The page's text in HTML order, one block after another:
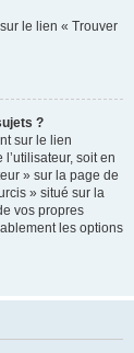
le lien « Trouver
?
sur le lien
soit en
» sur la page de
» situé sur la
vos propres
les options